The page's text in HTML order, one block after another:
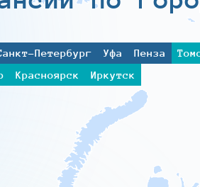
Петербург Уфа Пенза
Красноярск Иркутск